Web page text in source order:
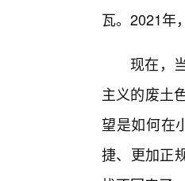
瓦。2021年
现在，
主义的废土
望是如何在
捷、更加正